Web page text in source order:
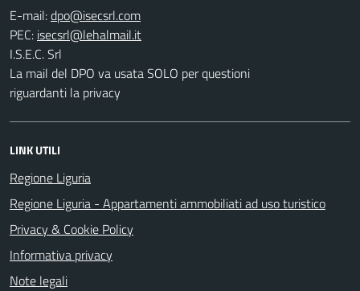
E-mail:
PEC:
I.S.E.C. Srl
La mail del DPO va usata SOLO per questioni
riguardanti la privacy
LINK UTILI
Regione Liguria
Regione Liguria - Appartamenti ammobiliati ad uso turistico
Privacy & Cookie Policy
Informativa privacy
Note legali